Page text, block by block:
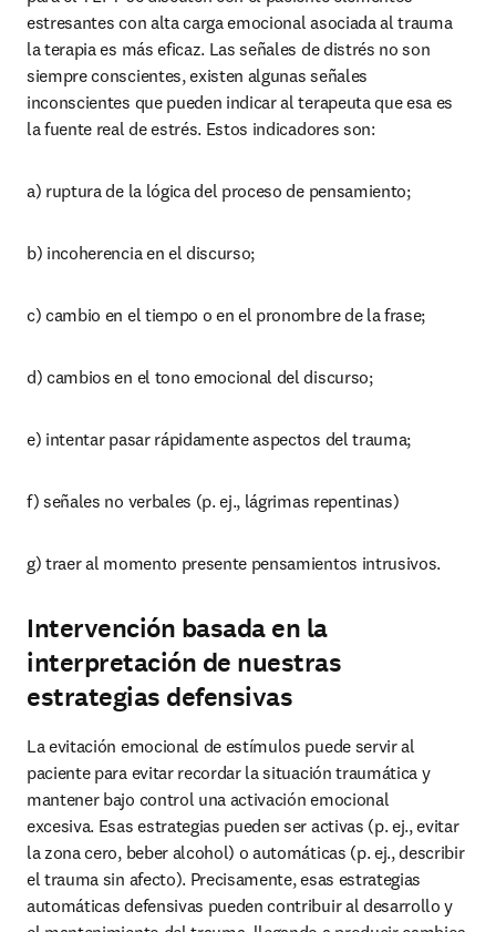
estresantes con alta carga emocional asociada al trauma
la terapia es más eficaz. Las señales de distrés no son
siempre conscientes, existen algunas señales
inconscientes que pueden indicar al terapeuta que esa es
la fuente real de estrés. Estos indicadores son:
a) ruptura de la lógica del proceso de pensamiento;
b) incoherencia en el discurso;
c) cambio en el tiempo o en el pronombre de la frase;
d) cambios en el tono emocional del discurso;
e) intentar pasar rápidamente aspectos del trauma;
f) señales no verbales (p. ej., lágrimas repentinas)
g) traer al momento presente pensamientos intrusivos.
Intervención basada en la
interpretación de nuestras
estrategias defensivas
La evitación emocional de estímulos puede servir al
paciente para evitar recordar la situación traumática y
mantener bajo control una activación emocional
excesiva. Esas estrategias pueden ser activas (p. ej., evitar
la zona cero, beber alcohol) o automáticas (p. ej., describir
el trauma sin afecto). Precisamente, esas estrategias
automáticas defensivas pueden contribuir al desarrollo y